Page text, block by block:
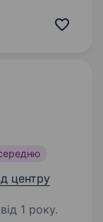
центру
1 року.